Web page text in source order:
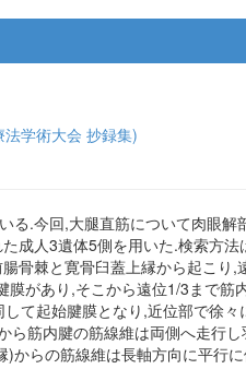
学術大会 抄録集)
る.今回,大腿直筋について肉眼
成人3遺体5側を用いた.検索方
骨棘と寛骨臼蓋上縁から起こり,
があり,そこから遠位1/3まで筋
て起始腱膜となり,近位部で徐
筋内腱の筋線維は両側へ走行
からの筋線維は長軸方向に平行